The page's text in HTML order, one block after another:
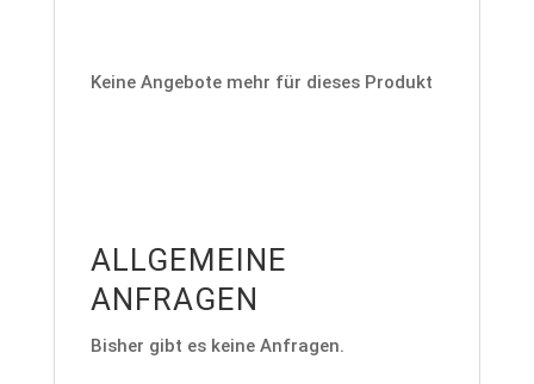
Keine Angebote mehr für dieses Produkt
ALLGEMEINE
ANFRAGEN
Bisher gibt es keine Anfragen.